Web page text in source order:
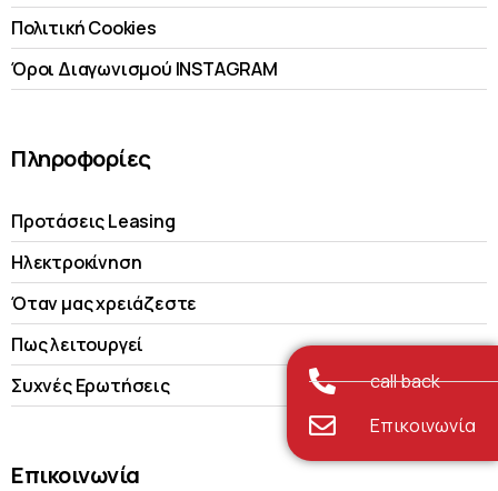
Πολιτική Cookies
Όροι Διαγωνισμού INSTAGRAM
Πληροφορίες
Προτάσεις Leasing
Ηλεκτροκίνηση
Όταν μας χρειάζεστε
Πως λειτουργεί
Συχνές Ερωτήσεις
Επικοινωνία
call back
Επικοινωνία